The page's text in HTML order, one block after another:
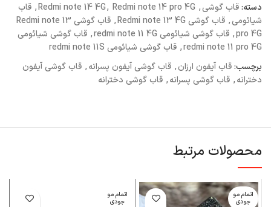
دسته:قاب گوشی,
Redmi note 14 4G, Redmi note 14 pro 4G
, قاب
شیائومی, قاب گوشی Redmi note 13 4G ,
قاب گوشی Redmi note 13
pro 4G
, قاب گوشی شیائومی redmi note 11 4G , قاب گوشی شیائومی
redmi note 11 pro 4G
, قاب گوشی شیائومی redmi note 11S
برچسب:قاب آیفون ارزان, قاب گوشی آیفون پسرانه, قاب گوشی آیفون
دخترانه, قاب گوشی پسرانه, قاب گوشی دخترانه
محصولات مرتبط
اتمام مو
جودی
اتمام مو
جودی